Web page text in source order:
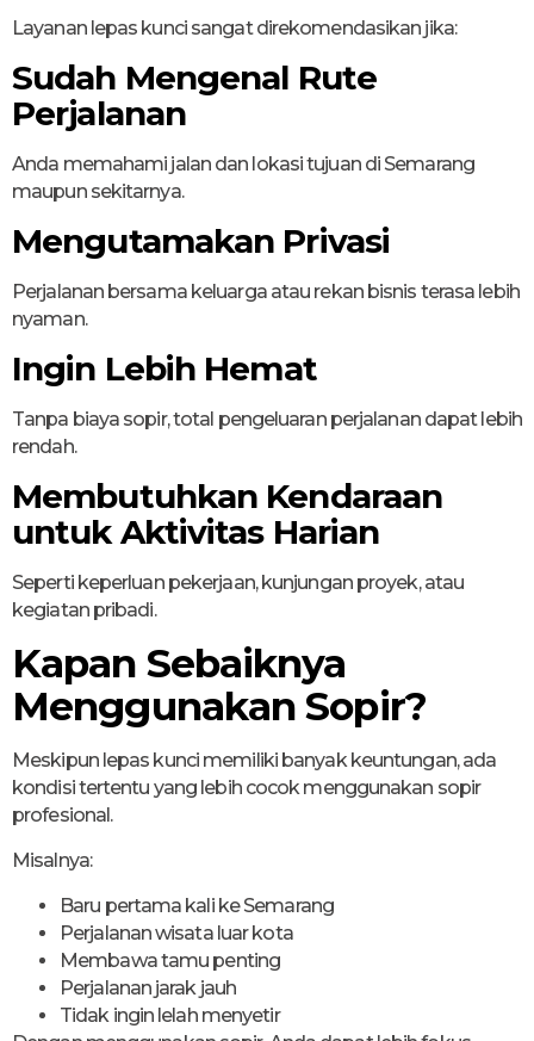
Layanan lepas kunci sangat direkomendasikan jika:
Sudah Mengenal Rute
Perjalanan
Anda memahami jalan dan lokasi tujuan di Semarang
maupun sekitarnya.
Mengutamakan Privasi
Perjalanan bersama keluarga atau rekan bisnis terasa lebih
nyaman.
Ingin Lebih Hemat
Tanpa biaya sopir, total pengeluaran perjalanan dapat lebih
rendah.
Membutuhkan Kendaraan
untuk Aktivitas Harian
Seperti keperluan pekerjaan, kunjungan proyek, atau
kegiatan pribadi.
Kapan Sebaiknya
Menggunakan Sopir?
Meskipun lepas kunci memiliki banyak keuntungan, ada
kondisi tertentu yang lebih cocok menggunakan sopir
profesional.
Misalnya:
Baru pertama kali ke Semarang
Perjalanan wisata luar kota
Membawa tamu penting
Perjalanan jarak jauh
Tidak ingin lelah menyetir